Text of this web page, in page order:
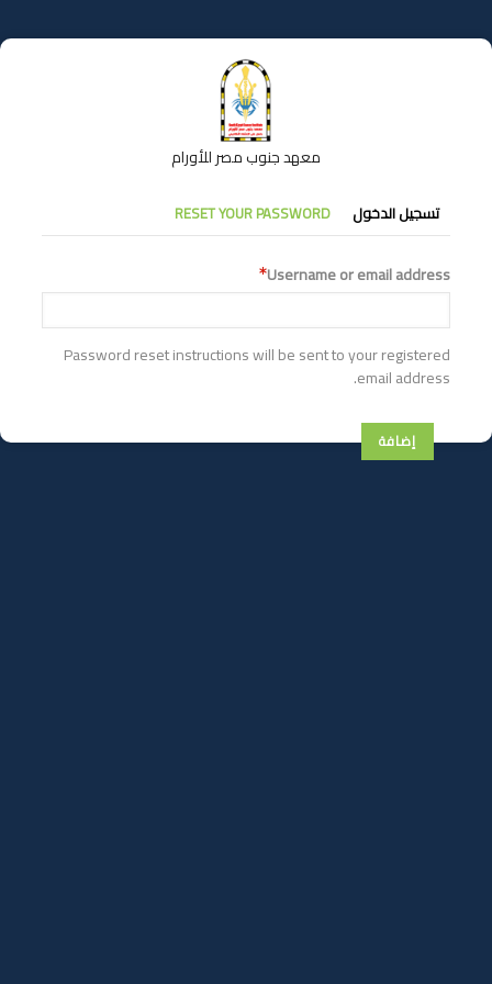
إلى
المحتوى
معهد جنوب مصر للأورام
التبويبات
الأساسية
تسجيل الدخول RESET YOUR PASSWORD
Username or email address
Password reset instructions will be sent to your registered
email address.